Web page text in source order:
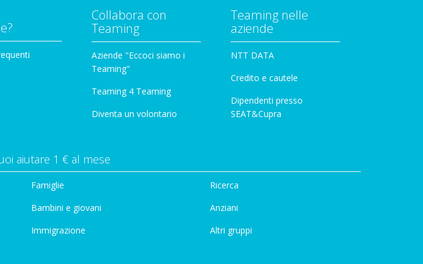
Collabora con
Teaming
Aziende "Eccoci siamo i
Teaming"
Teaming 4 Teaming
Diventa un volontario
Teaming nelle
aziende
NTT DATA
Credito e cautele
Dipendenti presso
SEAT&Cupra
aiutare 1 € al mese
Famiglie
Bambini e giovani
Immigrazione
Ricerca
Anziani
Altri gruppi